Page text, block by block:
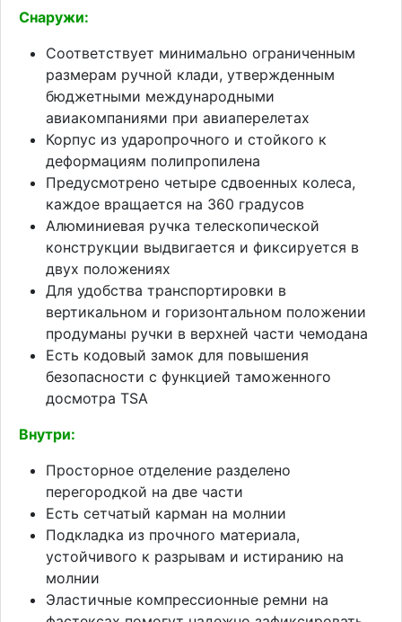
Снаружи:
Соответствует минимально ограниченным
размерам ручной клади, утвержденным
бюджетными международными
авиакомпаниями при авиаперелетах
Корпус из ударопрочного и стойкого к
деформациям полипропилена
Предусмотрено четыре сдвоенных колеса,
каждое вращается на 360 градусов
Алюминиевая ручка телескопической
конструкции выдвигается и фиксируется в
двух положениях
Для удобства транспортировки в
вертикальном и горизонтальном положении
продуманы ручки в верхней части чемодана
Есть кодовый замок для повышения
безопасности с функцией таможенного
досмотра TSA
Внутри:
Просторное отделение разделено
перегородкой на две части
Есть сетчатый карман на молнии
Подкладка из прочного материала,
устойчивого к разрывам и истиранию на
молнии
Эластичные компрессионные ремни на